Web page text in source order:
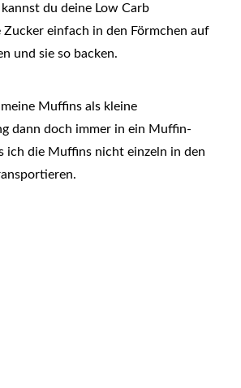
du deine Low Carb
Zucker einfach in den Förmchen auf
und sie so backen.
Muffins als kleine
dann doch immer in ein Muffin-
ich die Muffins nicht einzeln in den